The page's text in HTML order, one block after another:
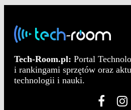
Tech-Room.pl: Portal
i rankingami sprzętów oraz
technologii i nauki.